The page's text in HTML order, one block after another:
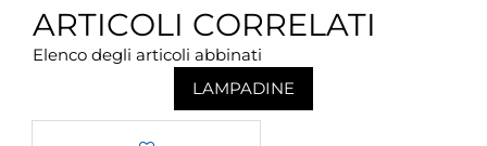
ARTICOLI CORRELATI
Elenco degli articoli abbinati
LAMPADINE